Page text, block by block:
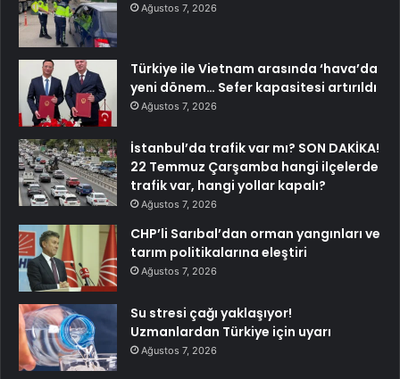
Ağustos 7, 2026
Türkiye ile Vietnam arasında ‘hava’da
yeni dönem… Sefer kapasitesi artırıldı
Ağustos 7, 2026
İstanbul’da trafik var mı? SON DAKİKA!
22 Temmuz Çarşamba hangi ilçelerde
trafik var, hangi yollar kapalı?
Ağustos 7, 2026
CHP’li Sarıbal’dan orman yangınları ve
tarım politikalarına eleştiri
Ağustos 7, 2026
Su stresi çağı yaklaşıyor!
Uzmanlardan Türkiye için uyarı
Ağustos 7, 2026